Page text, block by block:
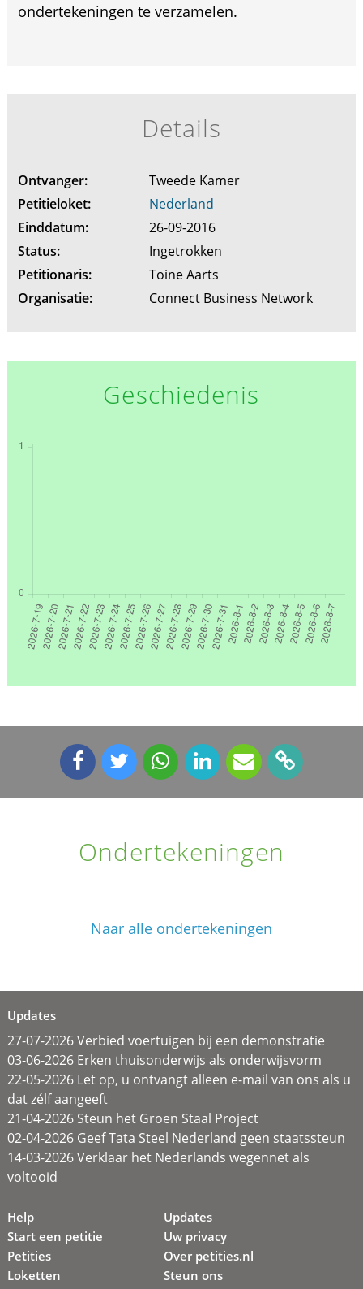
ondertekeningen te verzamelen.
Details
Ontvanger:
Tweede Kamer
Petitieloket:
Nederland
Einddatum:
26-09-2016
Status:
Ingetrokken
Petitionaris:
Toine Aarts
Organisatie:
Connect Business Network
Geschiedenis
Ondertekeningen
Naar alle ondertekeningen
Updates
27-07-2026 Verbied voertuigen bij een demonstratie
03-06-2026 Erken thuisonderwijs als onderwijsvorm
22-05-2026 Let op, u ontvangt alleen e-mail van ons als u
dat zélf aangeeft
21-04-2026 Steun het Groen Staal Project
02-04-2026 Geef Tata Steel Nederland geen staatssteun
14-03-2026 Verklaar het Nederlands wegennet als
voltooid
Help
Start een petitie
Petities
Loketten
Updates
Uw privacy
Over petities.nl
Steun ons